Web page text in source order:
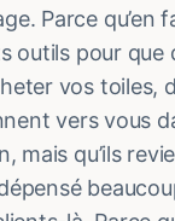
Parce qu’en
outils pour que
vos toiles,
vers vous
mais qu’ils